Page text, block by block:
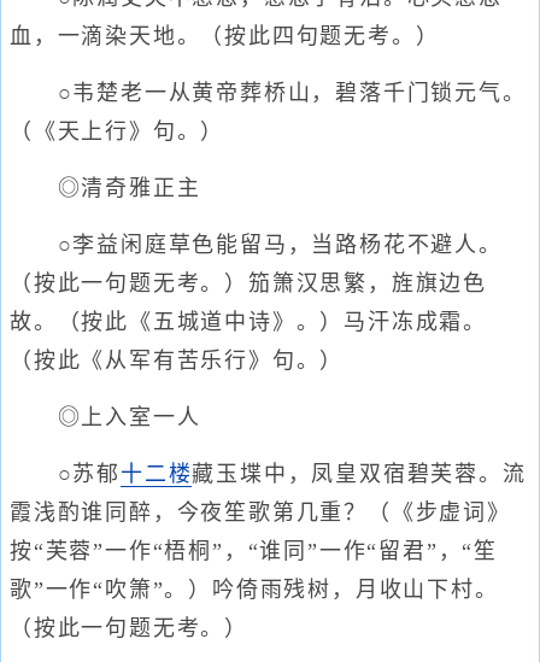
血，一滴染天地。（按此四句题无考。）
○韦楚老一从黄帝葬桥山，碧落千门锁元气。
（《天上行》句。）
◎清奇雅正主
○李益闲庭草色能留马，当路杨花不避人。
（按此一句题无考。）笳箫汉思繁，旌旗边色
故。（按此《五城道中诗》。）马汗冻成霜。
（按此《从军有苦乐行》句。）
◎上入室一人
○苏郁 十二楼藏玉堞中，凤皇双宿碧芙蓉。流
霞浅酌谁同醉，今夜笙歌第几重？（《步虚词》
按“芙蓉”一作“梧桐”，“谁同”一作“留君”，“笙
歌”一作“吹箫”。）吟倚雨残树，月收山下村。
（按此一句题无考。）